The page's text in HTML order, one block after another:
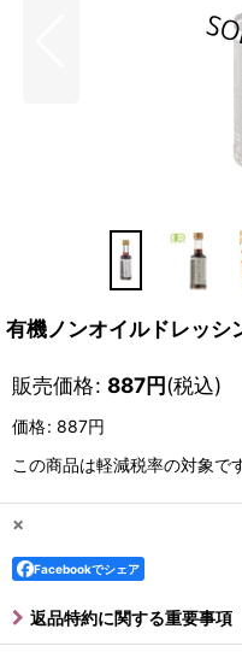
有機ノンオイルドレッ
販売価格: 887円(税込)
価格: 887円
この商品は軽減税率の対象です
×
Facebookでシェア
返品特約に関する重要事項